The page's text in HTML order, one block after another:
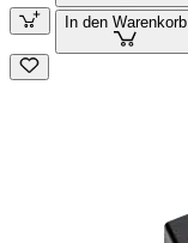
In den Warenkorb